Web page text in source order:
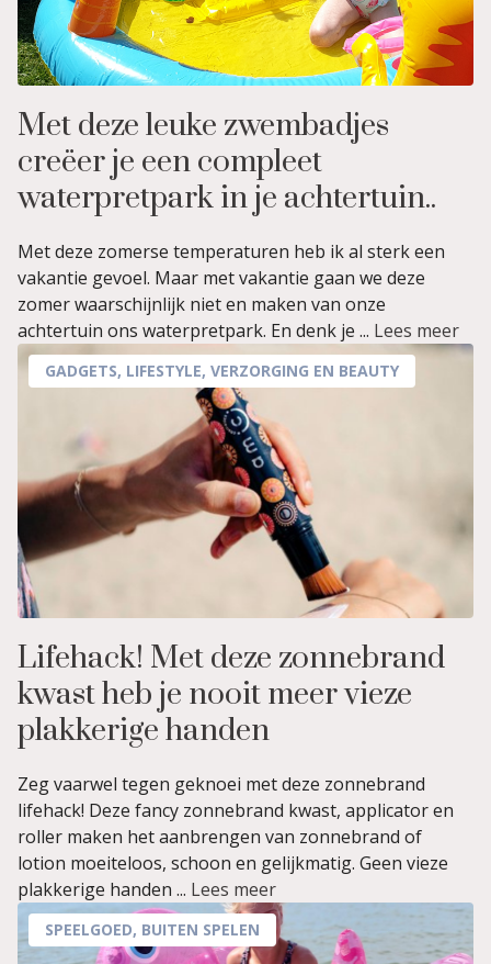
Met deze leuke zwembadjes
creëer je een compleet
waterpretpark in je achtertuin..
Met deze zomerse temperaturen heb ik al sterk een
vakantie gevoel. Maar met vakantie gaan we deze
zomer waarschijnlijk niet en maken van onze
achtertuin ons waterpretpark. En denk je ... Lees meer
GADGETS, LIFESTYLE, VERZORGING EN BEAUTY
Lifehack! Met deze zonnebrand
kwast heb je nooit meer vieze
plakkerige handen
Zeg vaarwel tegen geknoei met deze zonnebrand
lifehack! Deze fancy zonnebrand kwast, applicator en
roller maken het aanbrengen van zonnebrand of
lotion moeiteloos, schoon en gelijkmatig. Geen vieze
plakkerige handen ... Lees meer
SPEELGOED, BUITEN SPELEN